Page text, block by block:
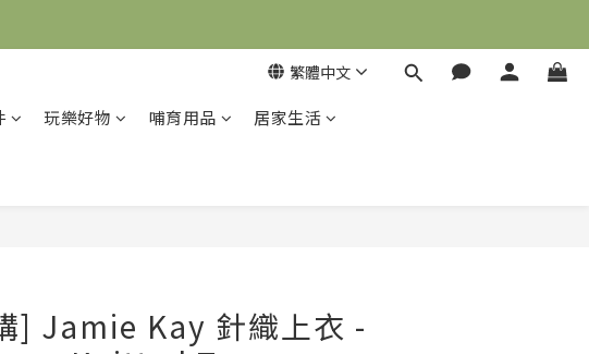
用。
繁體中文
玩樂好物 哺育用品 居家生活
] Jamie Kay 針織上衣 -